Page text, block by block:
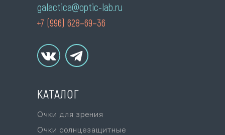
galactica@optic-lab.ru
Очки для зрения
Очки солнцезащитные
+7 (996) 628–69–36
КАТАЛОГ